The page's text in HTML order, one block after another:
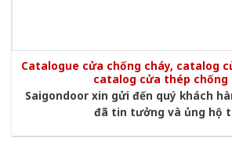
Catalogue cửa chống cháy, catalog
catalog cửa thép chống
Saigondoor xin gửi đến quý khách
đã tin tưởng và ủng hộ